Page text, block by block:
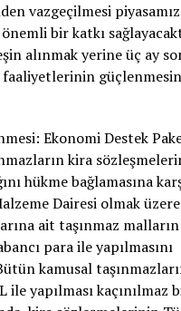
vazgeçilmesi
bir katkı
alınmak yerine üç ay
Ekonomi Destek
kira
hükme bağlamasına
Dairesi olmak
ait taşınmaz
para ile yapılmasını
kamusal
yapılması kaçınılmaz